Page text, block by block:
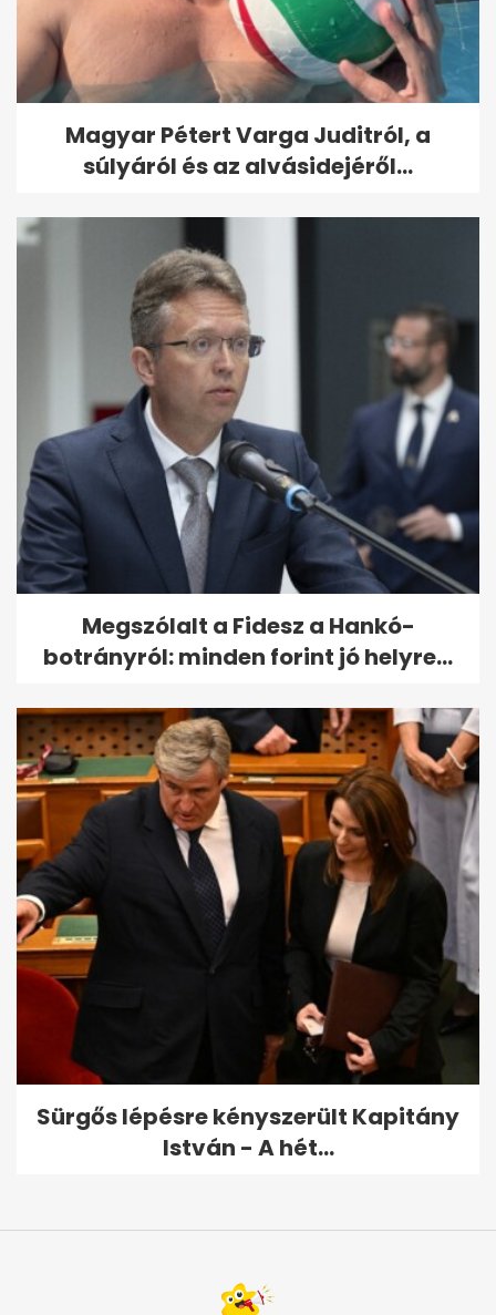
Magyar Pétert Varga Juditról, a
súlyáról és az alvásidejéről...
Megszólalt a Fidesz a Hankó-
botrányról: minden forint jó helyre...
Sürgős lépésre kényszerült Kapitány
István - A hét...